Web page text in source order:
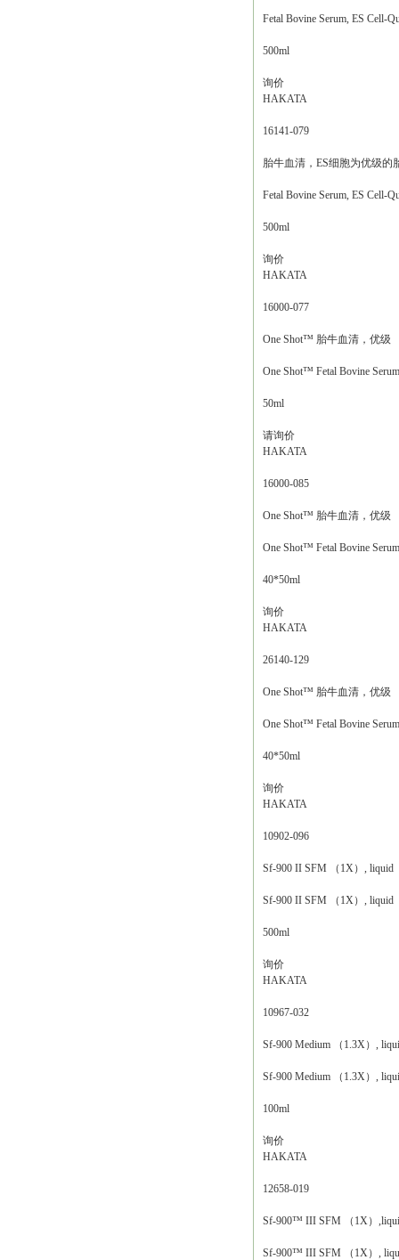
Fetal Bovine Serum, ES Cell-
500ml
询价
HAKATA
16141-079
胎牛血清，ES细胞为优级的
Fetal Bovine Serum, ES Cell-
500ml
询价
HAKATA
16000-077
One Shot™ 胎牛血清，优级
One Shot™ Fetal Bovine
50ml
请询价
HAKATA
16000-085
One Shot™ 胎牛血清，优级
One Shot™ Fetal Bovine
40*50ml
询价
HAKATA
26140-129
One Shot™ 胎牛血清，优级
One Shot™ Fetal Bovine
40*50ml
询价
HAKATA
10902-096
Sf-900 II SFM （1X）, liquid
Sf-900 II SFM （1X）, liquid
500ml
询价
HAKATA
10967-032
Sf-900 Medium （1.3X）,
Sf-900 Medium （1.3X）,
100ml
询价
HAKATA
12658-019
Sf-900™ III SFM （1X）
Sf-900™ III SFM （1X）,